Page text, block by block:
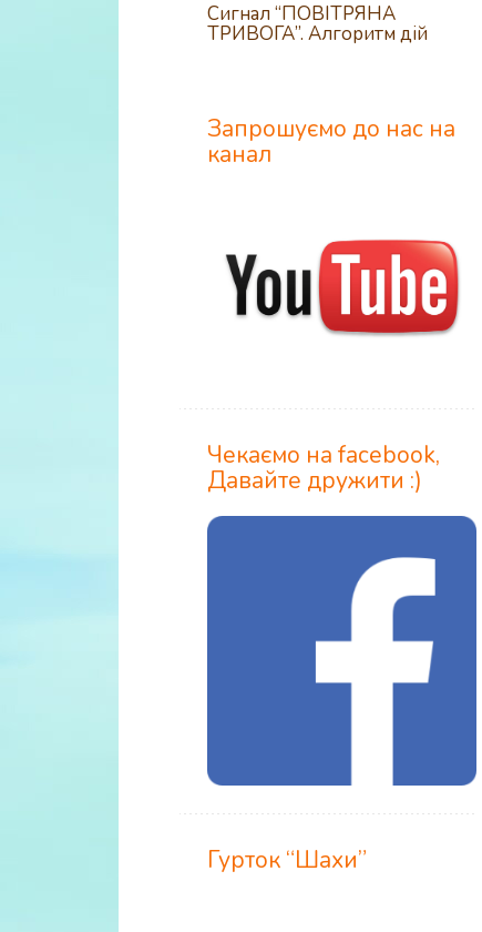
Сигнал “ПОВІТРЯНА
ТРИВОГА”. Алгоритм дій
Запрошуємо до нас на
канал
Чекаємо на facebook,
Давайте дружити :)
Гурток “Шахи”